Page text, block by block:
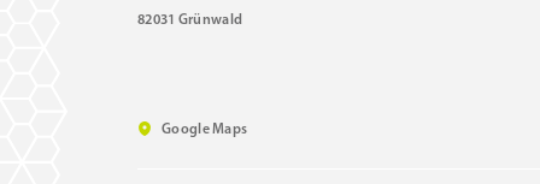
82031 Grünwald
Google Maps